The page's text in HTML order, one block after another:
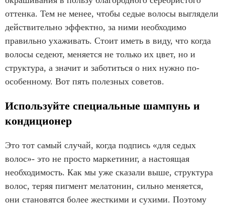
оттенка. Тем не менее, чтобы седые волосы выглядели
действительно эффектно, за ними необходимо
правильно ухаживать. Стоит иметь в виду, что когда
волосы седеют, меняется не только их цвет, но и
структура, а значит и заботиться о них нужно по-
особенному. Вот пять полезных советов.
Используйте специальные шампунь и
кондиционер
Это тот самый случай, когда подпись «для седых
волос»- это не просто маркетиниг, а настоящая
необходимость. Как мы уже сказали выше, структура
волос, теряя пигмент мелатонин, сильно меняется,
они становятся более жесткими и сухими. Поэтому